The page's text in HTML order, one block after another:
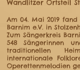
Wandlitzer Ortsteil
Am 04. Mai 2019
Barnim e.V. in
Zum Sängerkreis
548 Sängerinnen
traditionellen
internationale
Operettenmelodien